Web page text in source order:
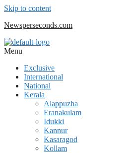
Skip to content
Newsperseconds.com
Menu
Exclusive
International
National
Kerala
Alappuzha
Eranakulam
Idukki
Kannur
Kasaragod
Kollam